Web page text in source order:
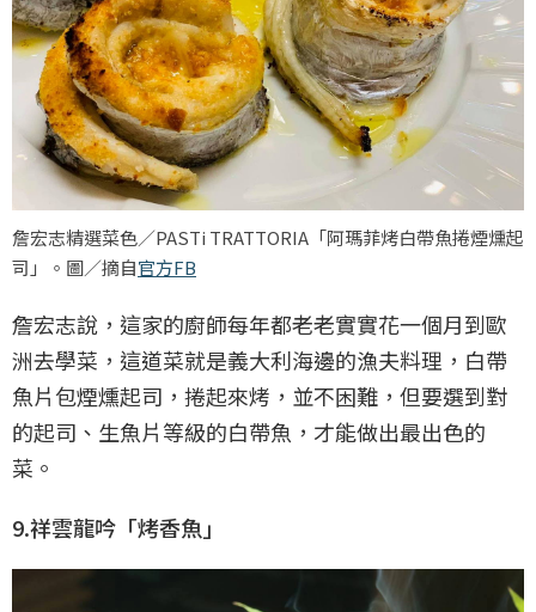
詹宏志精選菜色／PASTi TRATTORIA「阿瑪菲烤白帶魚捲煙燻起
司」。圖／摘自官方FB
詹宏志說，這家的廚師每年都老老實實花一個月到歐
洲去學菜，這道菜就是義大利海邊的漁夫料理，白帶
魚片包煙燻起司，捲起來烤，並不困難，但要選到對
的起司、生魚片等級的白帶魚，才能做出最出色的
菜。
9.祥雲龍吟「烤香魚」